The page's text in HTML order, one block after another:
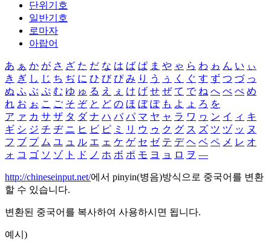
단위기호
일반기호
로마자
아랍어
あ ぁ か が さ ざ た だ な は ば ぱ ま や ゃ ら わ ゎ ん い ぃ
き ぎ し じ ち ぢ に ひ び ぴ み り う ぅ く ぐ す ず つ づ っ
ぬ ふ ぶ ぷ む ゆ ゅ る え ぇ け げ せ ぜ て で ね へ べ ぺ め
れ お ぉ こ ご そ ぞ と ど の ほ ぼ ぽ も よ ょ ろ を
ア ァ カ サ ザ タ ダ ナ ハ バ パ マ ヤ ャ ラ ワ ヮ ン イ ィ キ
ギ シ ジ チ ヂ ニ ヒ ビ ピ ミ リ ウ ゥ ク グ ス ズ ツ ヅ ッ ヌ
フ ブ プ ム ユ ュ ル エ ェ ケ ゲ セ ゼ テ デ ヘ ベ ペ メ レ オ
ォ コ ゴ ソ ゾ ト ド ノ ホ ボ ポ モ ヨ ョ ロ ヲ ―
http://chineseinput.net/에서 pinyin(병음)방식으로 중국어를 변환
할 수 있습니다.
변환된 중국어를 복사하여 사용하시면 됩니다.
예시)